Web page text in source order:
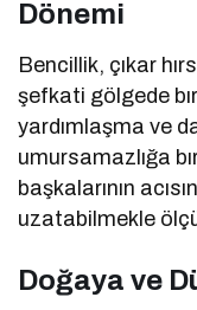
Dönemi
Bencillik, çıkar
şefkati gölgede
yardımlaşma ve
umursamazlığa
başkalarının
uzatabilmekle
Doğaya ve